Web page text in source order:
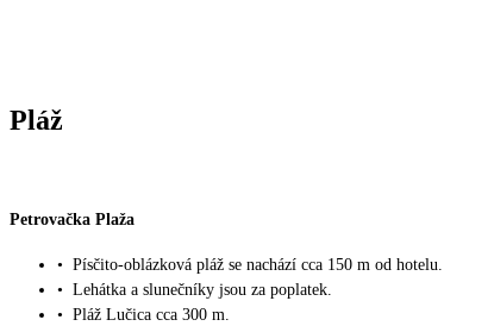
Pláž
Petrovačka Plaža
• Písčito-oblázková pláž se nachází cca 150 m od hotelu.
• Lehátka a slunečníky jsou za poplatek.
• Pláž Lučica cca 300 m.